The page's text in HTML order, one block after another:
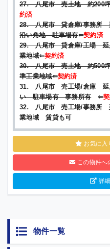
27. 八尾市 売土地 約200
約済
28. 八尾市 貸倉庫/事務所
沿い角地 駐車場有⇐契約済
29. 八尾市 貸倉庫/工場 延
業地域⇐契約済
30. 八尾市 売土地 約500
準工業地域⇐契約済
31. 八尾市 売工場/倉庫 延
い 駐車場有 事務所有⇐
32. 八尾市 売工場/事務所
業地域 賃貸も可
お気に入
この物件へ
詳
物件一覧